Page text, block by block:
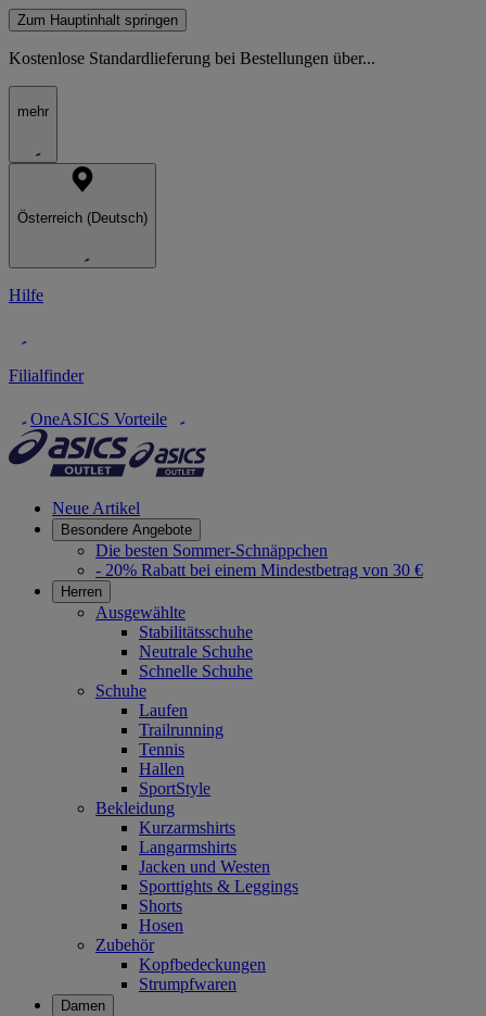
Zum Hauptinhalt springen
Kostenlose Standardlieferung bei Bestellungen über...
mehr
Österreich (Deutsch)
Hilfe
Filialfinder
OneASICS Vorteile
Neue Artikel
Besondere Angebote
Die besten Sommer-Schnäppchen
- 20% Rabatt bei einem Mindestbetrag von 30 €
Herren
Ausgewählte
Stabilitätsschuhe
Neutrale Schuhe
Schnelle Schuhe
Schuhe
Laufen
Trailrunning
Tennis
Hallen
SportStyle
Bekleidung
Kurzarmshirts
Langarmshirts
Jacken und Westen
Sporttights & Leggings
Shorts
Hosen
Zubehör
Kopfbedeckungen
Strumpfwaren
Damen